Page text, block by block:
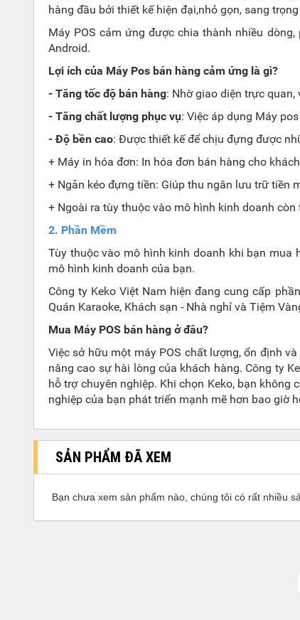
hàng đầu bởi thiết kế hiện đại,nhỏ gọn, sang
Máy POS cảm ứng được chia thành nhiều
Android.
Lợi ích của Máy Pos bán hàng cảm ứng là gì?
- Tăng tốc độ bán hàng: Nhờ giao diện trực
- Tăng chất lượng phục vụ: Việc áp dụng Máy
- Độ bền cao: Được thiết kế để chịu đựng được
+ Máy in hóa đơn: In hóa đơn bán hàng cho
+ Ngăn kéo đựng tiền: Giúp thu ngân lưu trữ tiền
+ Ngoài ra tùy thuộc vào mô hình kinh doanh
2. Phần Mềm
Tùy thuộc vào mô hình kinh doanh khi bạn mua
mô hình kinh doanh của bạn.
Công ty Keko Việt Nam hiện đang cung cấp
Quán Karaoke, Khách sạn - Nhà nghỉ và Tiệm
Mua Máy POS bán hàng ở đâu?
Việc sở hữu một máy POS chất lượng, ổn định
nâng cao sự hài lòng của khách hàng. Công ty
hỗ trợ chuyên nghiệp. Khi chọn Keko, bạn
nghiệp của bạn phát triển mạnh mẽ hơn bao giờ
SẢN PHẨM ĐÃ XEM
Bạn chưa xem sản phẩm nào, chúng tôi có rất nhiều